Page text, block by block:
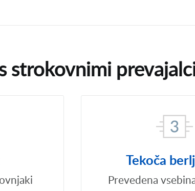
strokovnimi
Tekoča
Prevedena